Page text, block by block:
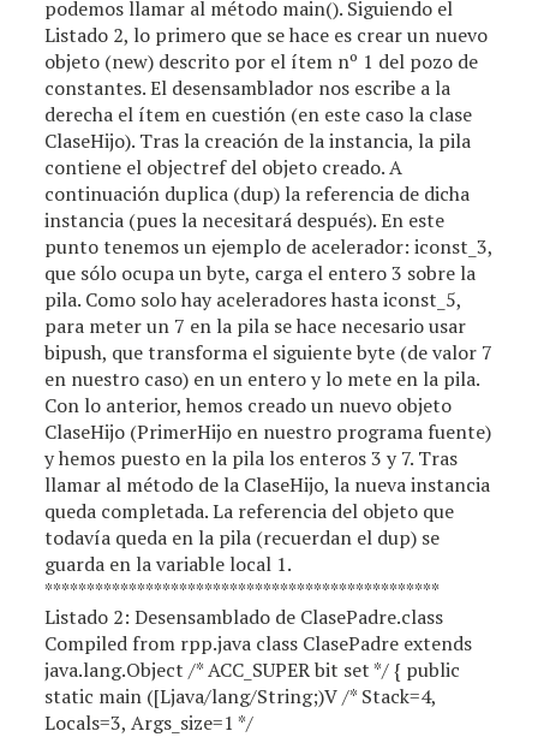
podemos llamar al método main(). Siguiendo el
Listado 2, lo primero que se hace es crear un nuevo
objeto (new) descrito por el ítem nº 1 del pozo de
constantes. El desensamblador nos escribe a la
derecha el ítem en cuestión (en este caso la clase
ClaseHijo). Tras la creación de la instancia, la pila
contiene el objectref del objeto creado. A
continuación duplica (dup) la referencia de dicha
instancia (pues la necesitará después). En este
punto tenemos un ejemplo de acelerador: iconst_3,
que sólo ocupa un byte, carga el entero 3 sobre la
pila. Como solo hay aceleradores hasta iconst_5,
para meter un 7 en la pila se hace necesario usar
bipush, que transforma el siguiente byte (de valor 7
en nuestro caso) en un entero y lo mete en la pila.
Con lo anterior, hemos creado un nuevo objeto
ClaseHijo (PrimerHijo en nuestro programa fuente)
y hemos puesto en la pila los enteros 3 y 7. Tras
llamar al método de la ClaseHijo, la nueva instancia
queda completada. La referencia del objeto que
todavía queda en la pila (recuerdan el dup) se
guarda en la variable local 1.
***********************************************
Listado 2: Desensamblado de ClasePadre.class
Compiled from rpp.java class ClasePadre extends
java.lang.Object /* ACC_SUPER bit set */ { public
static main ([Ljava/lang/String;)V /* Stack=4,
Locals=3, Args_size=1 */